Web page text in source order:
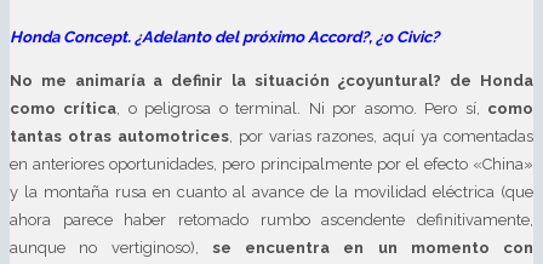
Honda Concept. ¿Adelanto del próximo Accord?, ¿o Civic?
No me animaría a definir la situación ¿coyuntural? de Honda
como crítica , o peligrosa o terminal. Ni por asomo. Pero sí, como
tantas otras automotrices, por varias razones, aquí ya comentadas
en anteriores oportunidades, pero principalmente por el efecto «China»
y la montaña rusa en cuanto al avance de la movilidad eléctrica (que
ahora parece haber retomado rumbo ascendente definitivamente,
aunque no vertiginoso), se encuentra en un momento con